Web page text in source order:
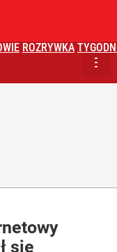
ROZRYWKA
się